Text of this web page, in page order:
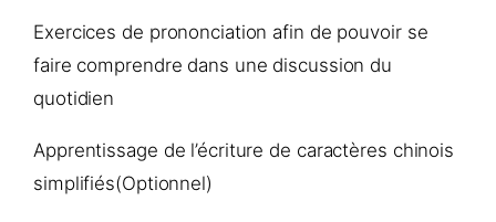
Exercices de prononciation afin de pouvoir se
faire comprendre dans une discussion du
quotidien
Apprentissage de l’écriture de caractères chinois
simplifiés(Optionnel)